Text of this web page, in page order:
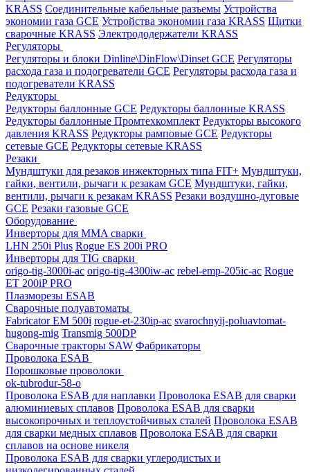
KRASS Соединительные кабельные разъемы Устройства
экономии газа GCE Устройства экономии газа KRASS Щитки
сварочные KRASS Электрододержатели KRASS
Регуляторы
Регуляторы и блоки Dinline\DinFlow\Dinset GCE Регуляторы
расхода газа и подогреватели GCE Регуляторы расхода газа и
подогреватели KRASS
Редукторы
Редукторы баллонные GCE Редукторы баллонные KRASS
Редукторы баллонные Промтехкомплект Редукторы высокого
давления KRASS Редукторы рамповые GCE Редукторы
сетевые GCE Редукторы сетевые KRASS
Резаки
Мундштуки для резаков инжекторных типа FIT+ Мундштуки,
гайки, вентили, рычаги к резакам GCE Мундштуки, гайки,
вентили, рычаги к резакам KRASS Резаки воздушно-дуговые
GCE Резаки газовые GCE
Оборудование
Инверторы для MMA сварки
LHN 250i Plus Rogue ES 200i PRO
Инверторы для TIG сварки
origo-tig-3000i-ac origo-tig-4300iw-ac rebel-emp-205ic-ac Rogue
ET 200iP PRO
Плазморезы ESAB
Сварочные полуавтоматы
Fabricator EM 500i rogue-et-230ip-ac svarochnyij-poluavtomat-
hugong-mig Transmig 500DP
Сварочные тракторы SAW Фабрикаторы
Проволока ESAB
Порошковые проволоки
ok-tubrodur-58-o
Проволока ESAB для наплавки Проволока ESAB для сварки
алюминиевых сплавов Проволока ESAB для сварки
высокопрочных и теплоустойчивых сталей Проволока ESAB
для сварки медных сплавов Проволока ESAB для сварки
сплавов на основе никеля
Проволока ESAB для сварки углеродистых и